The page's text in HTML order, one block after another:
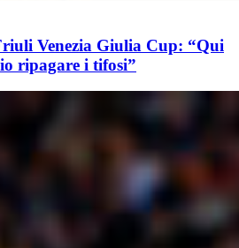
Venezia Giulia Cup: “Qui
ripagare i tifosi”